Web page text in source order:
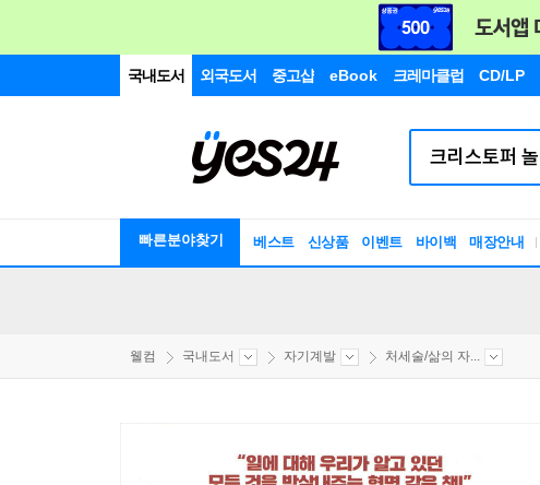
국내도서 외국도서 중고샵 eBook 크레마클럽 CD/LP
빠른분야찾기 베스트 신상품 이벤트 바이백 매장안내
웰컴 국내도서 자기계발 처세술/삶의 자...